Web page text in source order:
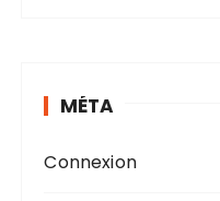
MÉTA
Connexion